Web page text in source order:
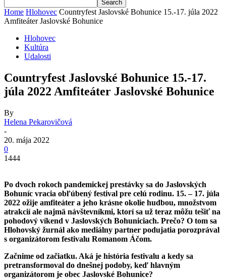
Home Hlohovec Countryfest Jaslovské Bohunice 15.-17. júla 2022
Amfiteáter Jaslovské Bohunice
Hlohovec
Kultúra
Udalosti
Countryfest Jaslovské Bohunice 15.-17.
júla 2022 Amfiteáter Jaslovské Bohunice
By
Helena Pekarovičová
-
20. mája 2022
0
1444
Po dvoch rokoch pandemickej prestávky sa do Jaslovských
Bohuníc vracia obľúbený festival pre celú rodinu. 15. – 17. júla
2022 ožije amfiteáter a jeho krásne okolie hudbou, množstvom
atrakcií ale najmä návštevníkmi, ktorí sa už teraz môžu tešiť na
pohodový víkend v Jaslovských Bohuniciach. Prečo? O tom sa
Hlohovský žurnál ako mediálny partner podujatia porozprával
s organizátorom festivalu Romanom Áčom.
Začnime od začiatku. Aká je história festivalu a kedy sa
pretransformoval do dnešnej podoby, keď hlavným
organizátorom je obec Jaslovské Bohunice?